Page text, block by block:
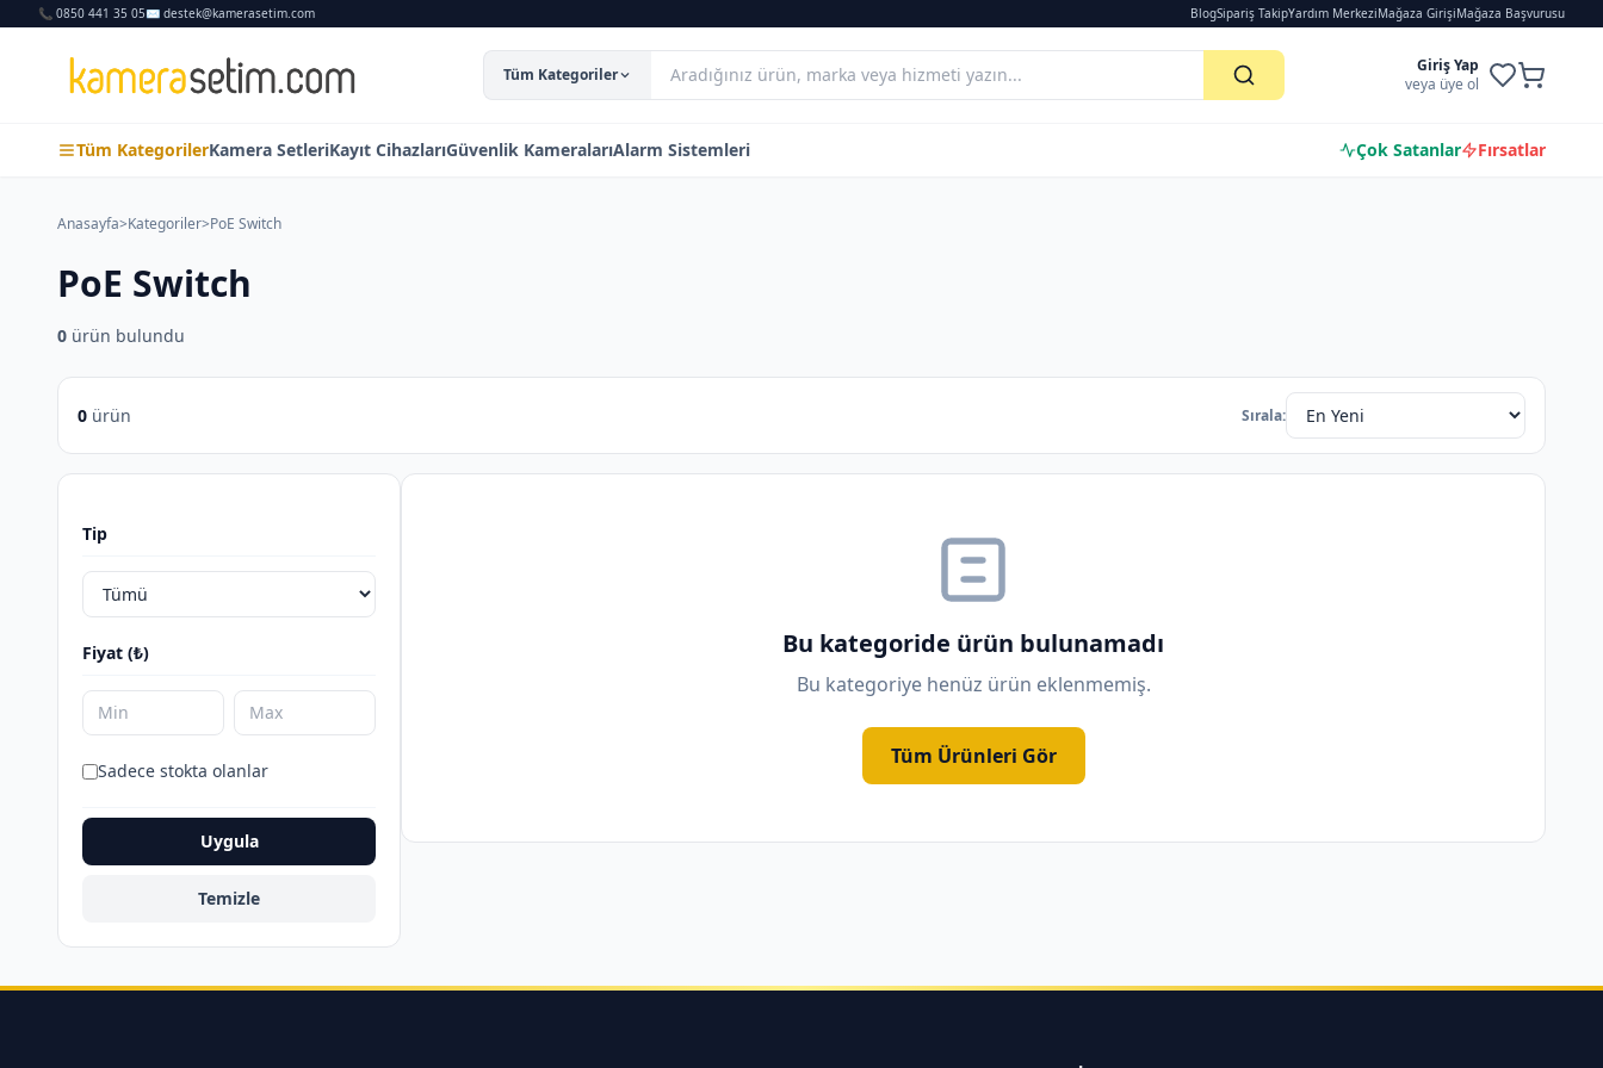
📞 0850 441 35 05✉️ destek@kamerasetim.com BlogSipariş TakipYardım MerkeziMağaza GirişiMağaza Başvurusu
Tüm Kategoriler
Giriş Yap
veya üye ol
Tüm KategorilerKamera SetleriKayıt CihazlarıGüvenlik KameralarıAlarm Sistemleri Çok Satanlar Fırsatlar
Anasayfa>Kategoriler>PoE Switch
PoE Switch
0 ürün bulundu
0 ürün Sırala:
Tip
Fiyat (₺)
Sadece stokta olanlar
Uygula
Temizle
Bu kategoride ürün bulunamadı
Bu kategoriye henüz ürün eklenmemiş.
Tüm Ürünleri Gör